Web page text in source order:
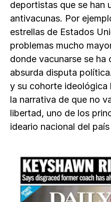
deportistas que se han
antivacunas. Por
estrellas de Estados
problemas mucho
donde vacunarse se ha
absurda disputa
y su cohorte ideológica
la narrativa de que no
libertad, uno de los
ideario nacional del